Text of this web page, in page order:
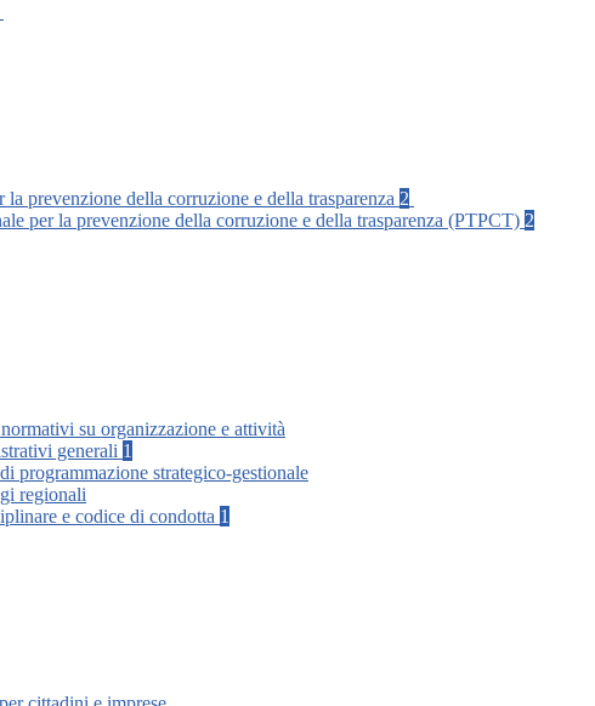
la prevenzione della corruzione e della trasparenza 2
per la prevenzione della corruzione e della trasparenza (PTPCT) 2
su organizzazione e attività
generali 1
programmazione strategico-gestionale
regionali
e codice di condotta 1